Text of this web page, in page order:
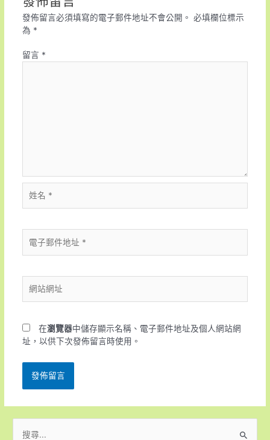
發佈留言必須填寫的電子郵件地址不會公開。 必填欄位標示
為 *
留言 *
在瀏覽器中儲存顯示名稱、電子郵件地址及個人網站網
址，以供下次發佈留言時使用。